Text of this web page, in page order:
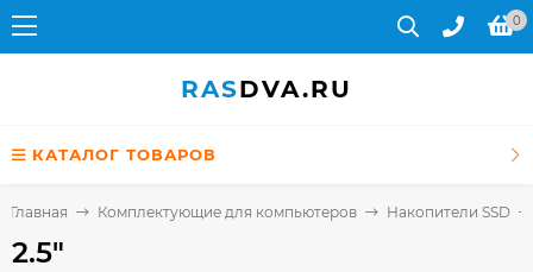
0
RASDVA.RU
КАТАЛОГ ТОВАРОВ
Главная Комплектующие для компьютеров Накопители SSD
2.5"